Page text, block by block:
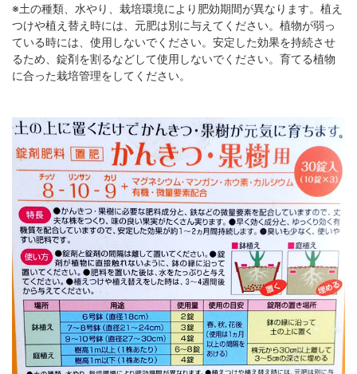
※土の種類、水やり、栽培環境により肥効期間が異なります。植え
つけや植え替え時には、元肥は別に与えてください。植物が弱っ
ている時には、使用しないでください。安定した効果を持続させ
るため、錠剤を割るなどして使用しないでください。育てる植物
に合った栽培管理をしてください。